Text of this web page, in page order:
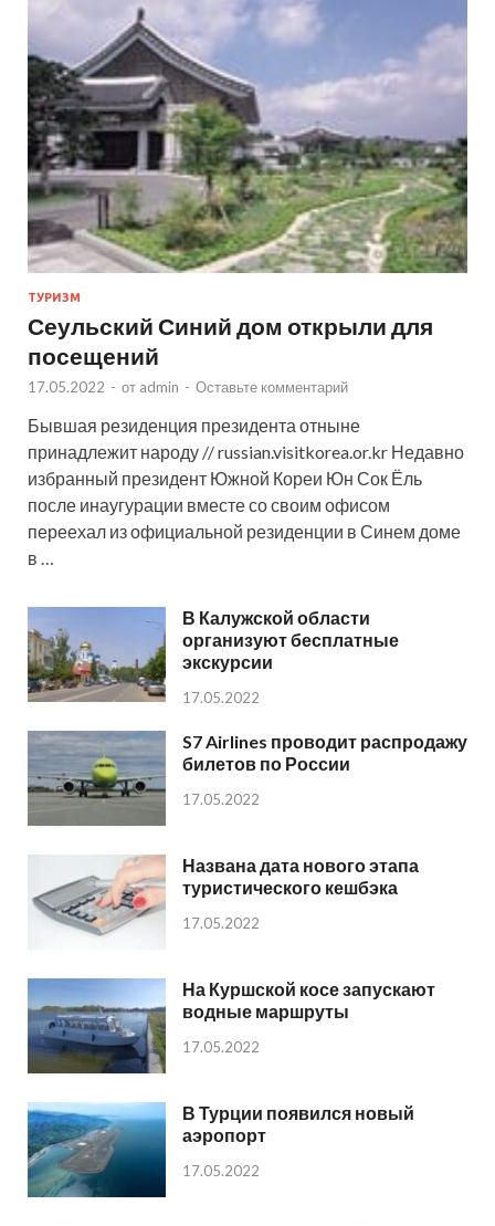
ТУРИЗМ
Сеульский Синий дом открыли для
посещений
17.05.2022 - от admin - Оставьте комментарий
Бывшая резиденция президента отныне
принадлежит народу // russian.visitkorea.or.kr Недавно
избранный президент Южной Кореи Юн Сок Ёль
после инаугурации вместе со своим офисом
переехал из официальной резиденции в Синем доме
в …
В Калужской области
организуют бесплатные
экскурсии
17.05.2022
S7 Airlines проводит распродажу
билетов по России
17.05.2022
Названа дата нового этапа
туристического кешбэка
17.05.2022
На Куршской косе запускают
водные маршруты
17.05.2022
В Турции появился новый
аэропорт
17.05.2022